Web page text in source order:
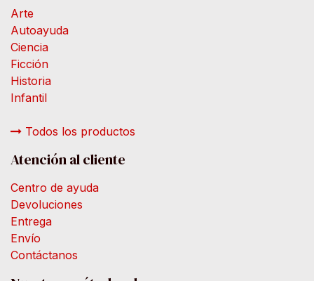
Arte
Autoayuda
Ciencia
Ficción
Historia
Infantil
Todos los productos
Atención al cliente
Centro de ayuda
Devoluciones
Entrega
Envío
Contáctanos